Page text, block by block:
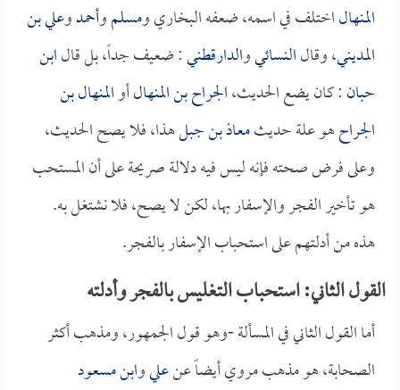
المنهالاختلف في اسمه، ضعفه البخاري ومسلموأحمدوعلي بن
المديني، وقالالنسائيوالدارقطني: ضعيف جداً، بل قالابن
حبان: كان يضع الحديث،الجراح بن المنهالأوالمنهال بن
الجراحهو علة حديثمعاذ بن جبلهذا، فلا يصح الحديث،
وعلى فرض صحته فإنه ليس فيه دلالة صريحة على أن المستحب
هو تأخير الفجر والإسفار بها، لكن لا يصح، فلا نشتغل به.
هذه من أدلتهم على استحباب الإسفار بالفجر.
القول الثاني: استحباب التغليس بالفجر وأدلته
أما القول الثاني في المسألة -وهو قول الجمهور، ومذهب أكثر
الصحابة، هو مذهب مروي أيضاً عنعليوابن مسعود